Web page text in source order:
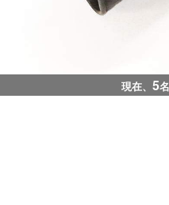
現在、 5